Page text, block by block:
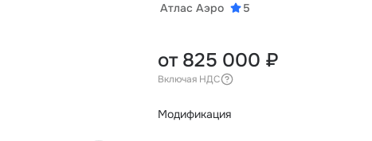
Атлас Аэро 5
от 825 000 ₽
Включая НДС
Модификация